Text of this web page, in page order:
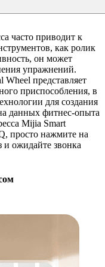
часто приводит к
как ролик
он может
упражнений.
представляет
приспособления, в
для создания
данных фитнес-опыта
Mijia Smart
просто нажмите на
ожидайте звонка